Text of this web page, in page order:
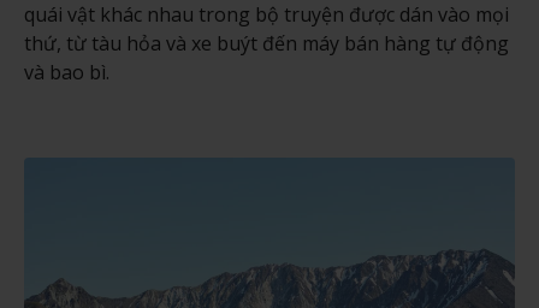
quái vật khác nhau trong bộ truyện được dán vào mọi
thứ, từ tàu hỏa và xe buýt đến máy bán hàng tự động
và bao bì.